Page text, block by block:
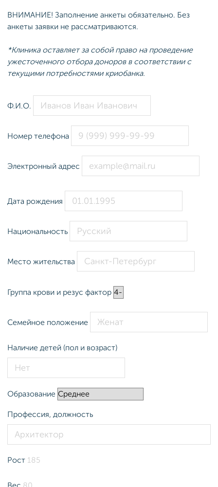
ВНИМАНИЕ! Заполнение анкеты обязательно. Без
анкеты заявки не рассматриваются.
*Клиника оставляет за собой право на проведение
ужесточенного отбора доноров в соответствии с
текущими потребностями криобанка.
Ф.И.О.
Номер телефона
Электронный адрес
Дата рождения
Национальность
Место жительства
Группа крови и резус фактор
Семейное положение
Наличие детей (пол и возраст)
Образование
Профессия, должность
Рост